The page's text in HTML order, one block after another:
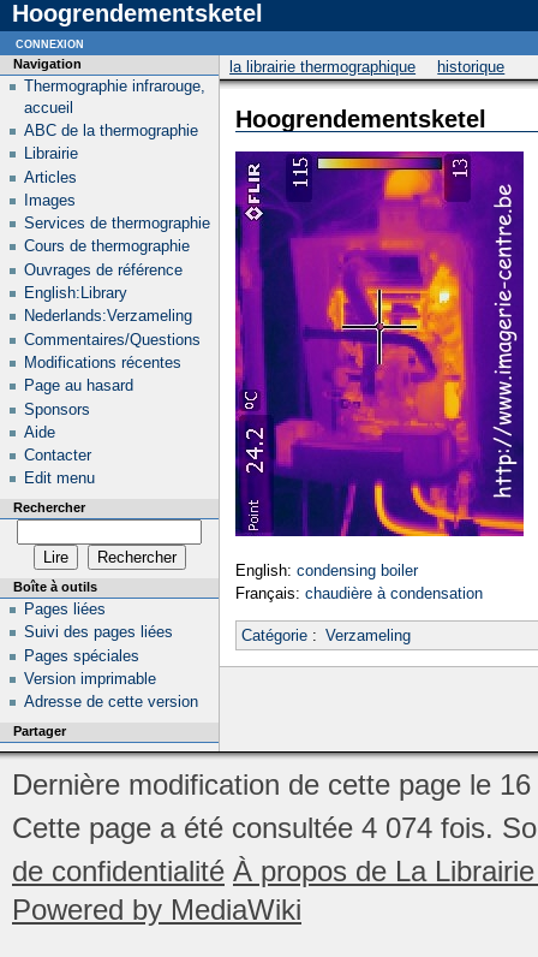
Hoogrendementsketel
la librairie thermographique historique
Hoogrendementsketel
English: condensing boiler
Français: chaudière à condensation
Catégorie: Verzameling
Navigation
Thermographie infrarouge,
accueil
ABC de la thermographie
Librairie
Articles
Images
Services de thermographie
Cours de thermographie
Ouvrages de référence
English:Library
Nederlands:Verzameling
Commentaires/Questions
Modifications récentes
Page au hasard
Sponsors
Aide
Contacter
Edit menu
Rechercher
Boîte à outils
Pages liées
Suivi des pages liées
Pages spéciales
Version imprimable
Adresse de cette version
Partager
connexion
Dernière modification de cette page le
Cette page a été consultée 4 074 fois.
de confidentialité À propos de La
Powered by MediaWiki